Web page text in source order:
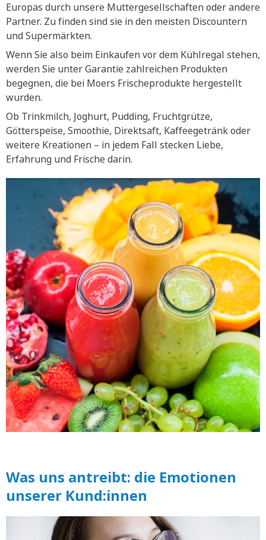
Europas durch unsere Muttergesellschaften oder andere
Partner. Zu finden sind sie in den meisten Discountern
und Supermärkten.
Wenn Sie also beim Einkaufen vor dem Kühlregal stehen,
werden Sie unter Garantie zahlreichen Produkten
begegnen, die bei Moers Frischeprodukte hergestellt
wurden.
Ob Trinkmilch, Joghurt, Pudding, Fruchtgrütze,
Götterspeise, Smoothie, Direktsaft, Kaffeegetränk oder
weitere Kreationen – in jedem Fall stecken Liebe,
Erfahrung und Frische darin.
Was uns antreibt: die Emotionen
unserer Kund:innen